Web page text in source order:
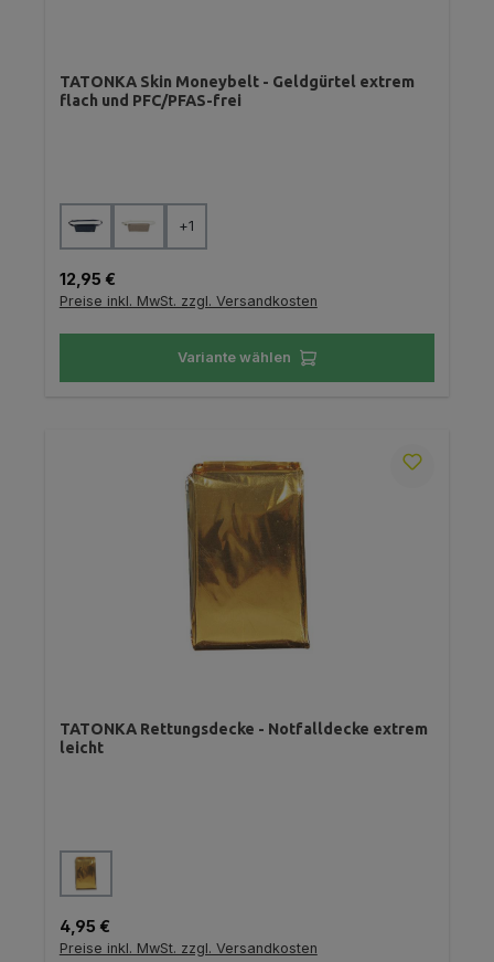
TATONKA Skin Moneybelt - Geldgürtel extrem
flach und PFC/PFAS-frei
Farbe +1
Regulärer Preis:
12,95 €
Preise inkl. MwSt. zzgl. Versandkosten
Variante wählen
TATONKA Rettungsdecke - Notfalldecke extrem
leicht
Farbe
Regulärer Preis:
4,95 €
Preise inkl. MwSt. zzgl. Versandkosten